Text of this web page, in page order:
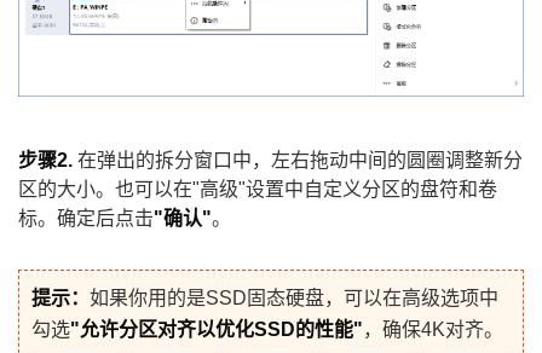
步骤2. 在弹出的拆分窗口中，左右拖动中间的圆圈调整新分
区的大小。也可以在"高级"设置中自定义分区的盘符和卷
标。确定后点击"确认"。
提示： 如果你用的是SSD固态硬盘，可以在高级选项中
勾选"允许分区对齐以优化SSD的性能"，确保4K对齐。